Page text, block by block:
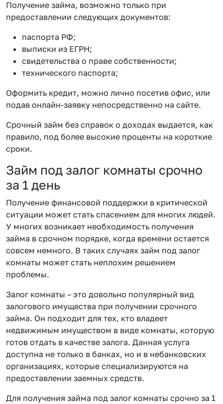
Получение займа, возможно только при
предоставлении следующих документов:
паспорта РФ;
выписки из ЕГРН;
свидетельства о праве собственности;
технического паспорта;
Оформить кредит, можно лично посетив офис, или
подав онлайн-заявку непосредственно на сайте.
Срочный займ без справок о доходах выдается, как
правило, под более высокие проценты на короткие
сроки.
Займ под залог комнаты срочно
за 1 день
Получение финансовой поддержки в критической
ситуации может стать спасением для многих людей.
У многих возникает необходимость получения
займа в срочном порядке, когда времени остается
совсем немного. В таких случаях займ под залог
комнаты может стать неплохим решением
проблемы.
Залог комнаты – это довольно популярный вид
залогового имущества при получении срочного
займа. Он подходит для тех, кто владеет
недвижимым имуществом в виде комнаты, которую
готов отдать в качестве залога. Данная услуга
доступна не только в банках, но и в небанковских
организациях, которые специализируются на
предоставлении заемных средств.
Для получения займа под залог комнаты срочно за 1